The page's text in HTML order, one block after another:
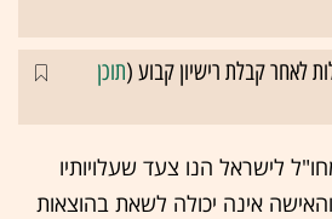
לאחר קבלת רישיון קבוע (תוכן
לישראל הנו צעד שעלויותיו
אינה יכולה לשאת בהוצאות